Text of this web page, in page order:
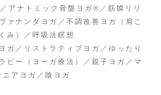
アナトミック骨盤ヨガ®／筋膜リリ
ァナンダヨガ／不調改善ヨガ（肩こ
み）／呼吸法瞑想
ガ／リストラティブヨガ／ゆったり
ピー（ヨーガ療法）／親子ヨガ／マ
アヨガ／陰ヨガ